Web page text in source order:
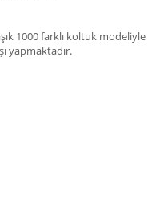
1000 farklı koltuk modeliyle
yapmaktadır.